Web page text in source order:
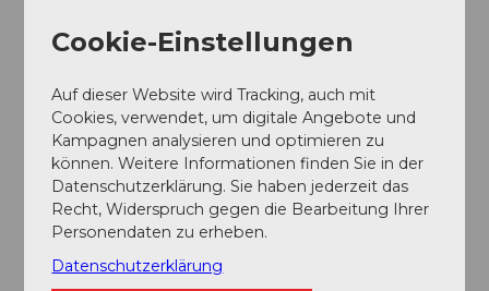
Organisation
Unser Tipp
Diese Tour ist lang, spektakulär – und ideal für ein
Mikroabenteuer! Wer nicht alles an einem Tag gehen
möchte, kann sie wunderbar als Zweitagestour mit
Zeltübernachtung auf der Alp Laucheren planen. Ein
echtes Naturerlebnis mit Sonnenaufgang über den
Cookie-Einstellungen
Auf dieser Website wird Tracking, auch mit
Cookies, verwendet, um digitale Angebote und
Kampagnen analysieren und optimieren zu
können. Weitere Informationen finden Sie in der
Datenschutzerklärung. Sie haben jederzeit das
Recht, Widerspruch gegen die Bearbeitung Ihrer
Personendaten zu erheben.
Datenschutzerklärung